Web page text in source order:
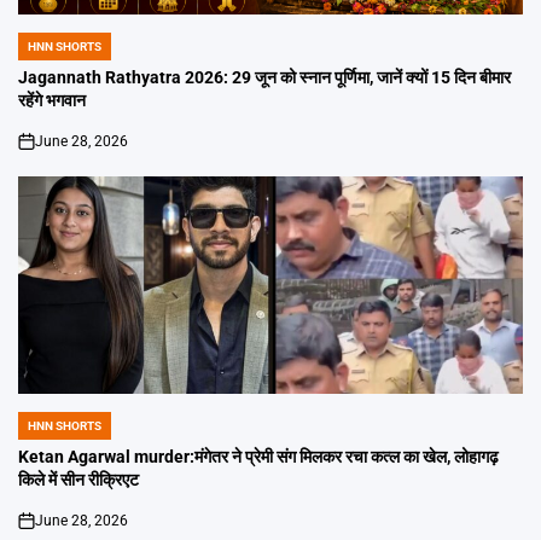
POSTED
IN
HNN SHORTS
Jagannath Rathyatra 2026: 29 जून को स्नान पूर्णिमा, जानें क्यों 15 दिन बीमार
रहेंगे भगवान
on
June 28, 2026
POSTED
IN
HNN SHORTS
Ketan Agarwal murder:मंगेतर ने प्रेमी संग मिलकर रचा कत्ल का खेल, लोहागढ़
किले में सीन रीक्रिएट
on
June 28, 2026